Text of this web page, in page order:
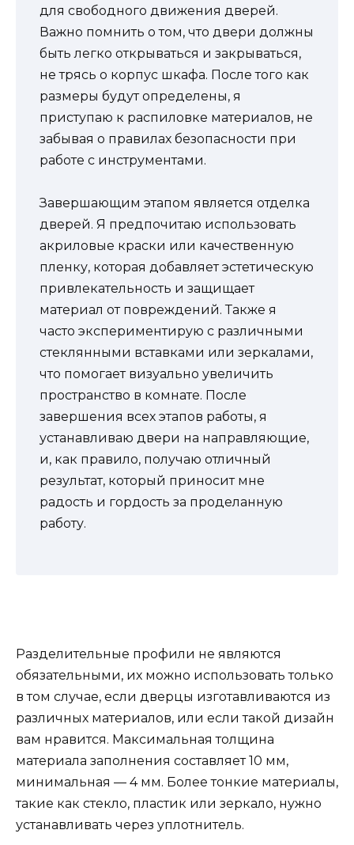
для свободного движения дверей.
Важно помнить о том, что двери должны
быть легко открываться и закрываться,
не трясь о корпус шкафа. После того как
размеры будут определены, я
приступаю к распиловке материалов, не
забывая о правилах безопасности при
работе с инструментами.
Завершающим этапом является отделка
дверей. Я предпочитаю использовать
акриловые краски или качественную
пленку, которая добавляет эстетическую
привлекательность и защищает
материал от повреждений. Также я
часто экспериментирую с различными
стеклянными вставками или зеркалами,
что помогает визуально увеличить
пространство в комнате. После
завершения всех этапов работы, я
устанавливаю двери на направляющие,
и, как правило, получаю отличный
результат, который приносит мне
радость и гордость за проделанную
работу.
Разделительные профили не являются
обязательными, их можно использовать только
в том случае, если дверцы изготавливаются из
различных материалов, или если такой дизайн
вам нравится. Максимальная толщина
материала заполнения составляет 10 мм,
минимальная — 4 мм. Более тонкие материалы,
такие как стекло, пластик или зеркало, нужно
устанавливать через уплотнитель.